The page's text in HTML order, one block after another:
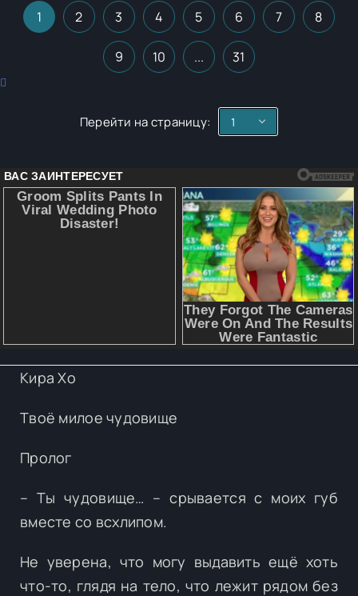
1 2 3 4 5 6 7 8
9 10 ... 31
Перейти на страницу:
Кира Хо
Твоё милое чудовище
Пролог
– Ты чудовище… – срывается с моих губ
вместе со всхлипом.
Не уверена, что могу выдавить ещё хоть
что-то, глядя на тело, что лежит рядом без